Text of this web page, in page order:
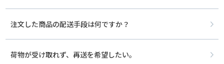
注文した商品の配送手段は何ですか？
荷物が受け取れず、再送を希望したい。